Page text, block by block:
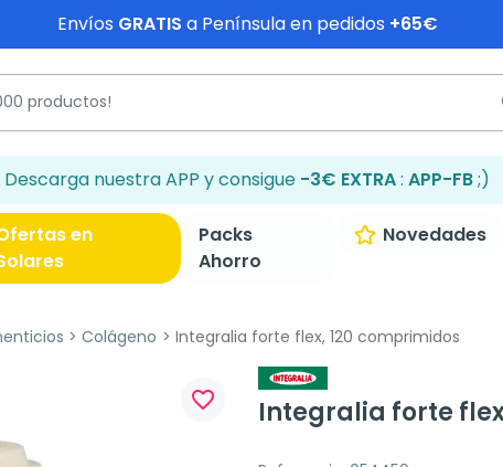
Envíos GRATIS a Península en pedidos +65€
Descarga nuestra APP y consigue -3€ EXTRA: APP-FB;)
en
Packs
Ahorro
Novedades
Colágeno Integralia forte flex, 120 comprimidos
favorite_border Integralia forte